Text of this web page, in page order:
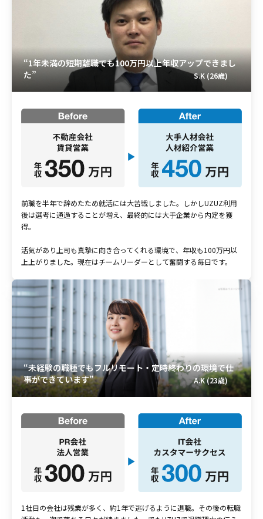
“1年未満の短期離職でも100万円以上年収アップできまし
た”
S.K (26歳)
前職を半年で辞めたため就活には大苦戦しました。しかしUZUZ利用
後は選考に通過することが増え、最終的には大手企業から内定を獲
得。
活気があり上司も真摯に向き合ってくれる環境で、年収も100万円以
上上がりました。現在はチームリーダーとして奮闘する毎日です。
“未経験の職種でもフルリモート・定時終わりの環境で仕
事ができています”
A.K (23歳)
1社目の会社は残業が多く、約1年で逃げるように退職。その後の転職